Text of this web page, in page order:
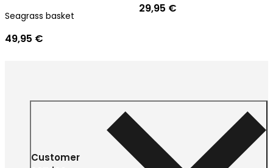
Seagrass basket
49,95 €
29,95 €
Customer